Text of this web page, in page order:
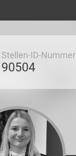
Stellen-ID-Nummer
90504